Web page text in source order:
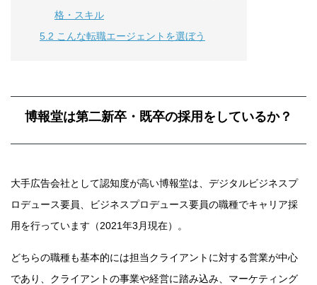
格・スキル
5.2 こんな転職エージェントを選ぼう
博報堂は第二新卒・既卒の採用をしているか？
大手広告会社として認知度が高い博報堂は、デジタルビジネスプ
ロデュース要員、ビジネスプロデュース要員の職種でキャリア採
用を行っています（2021年3月現在）。
どちらの職種も基本的には担当クライアントに対する営業が中心
であり、クライアントの事業や経営に踏み込み、マーケティング